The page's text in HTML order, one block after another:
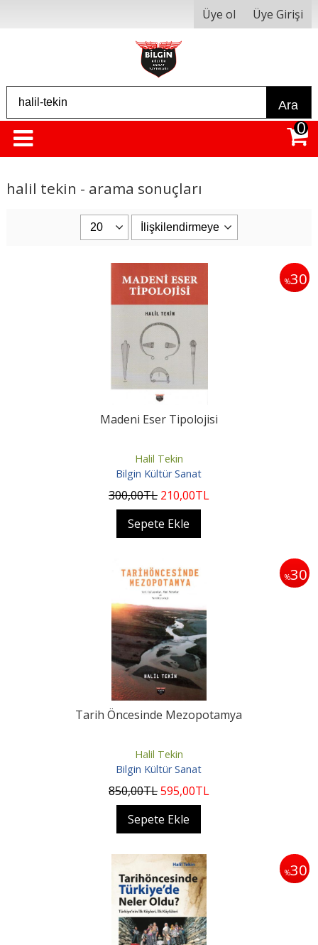
Üye ol Üye Girişi
Ara
0
halil tekin - arama sonuçları
%30
Madeni Eser Tipolojisi
Halil Tekin
Bilgin Kültür Sanat
300,00TL 210,00TL
Sepete Ekle
%30
Tarih Öncesinde Mezopotamya
Halil Tekin
Bilgin Kültür Sanat
850,00TL595,00TL
Sepete Ekle
%30